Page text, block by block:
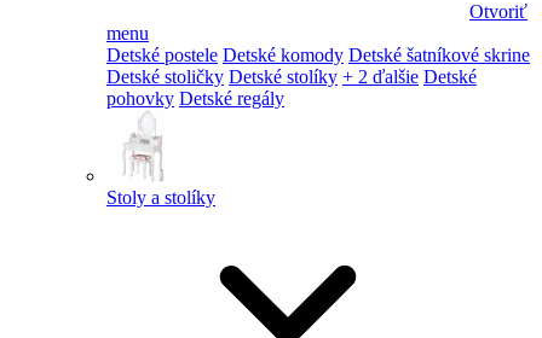
Otvoriť
menu
Detské postele Detské komody Detské šatníkové skrine
Detské stoličky Detské stolíky + 2 ďalšie Detské
pohovky Detské regály
Stoly a stolíky